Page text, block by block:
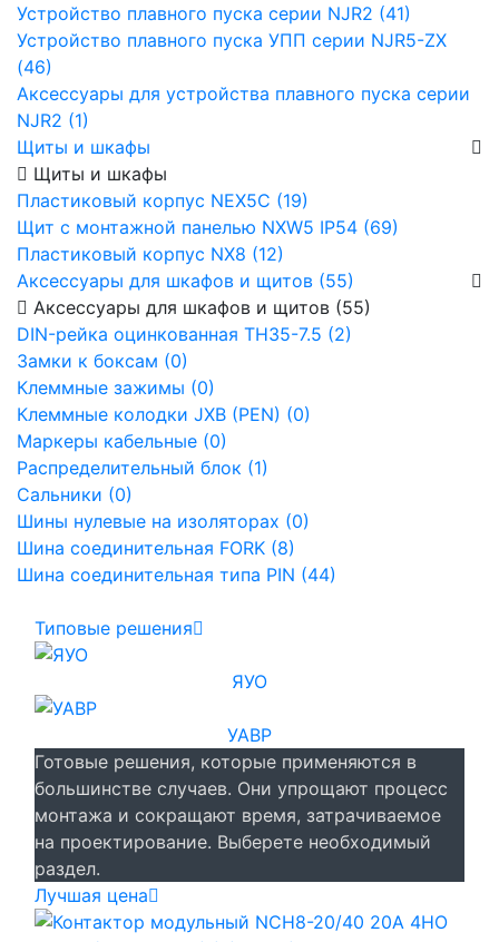
Устройство плавного пуска серии NJR2 (41)
Устройство плавного пуска УПП серии NJR5-ZX
(46)
Аксессуары для устройства плавного пуска серии
NJR2 (1)
Щиты и шкафы
Щиты и шкафы
Пластиковый корпус NEX5C (19)
Щит с монтажной панелью NXW5 IP54 (69)
Пластиковый корпус NX8 (12)
Аксессуары для шкафов и щитов (55)
Аксессуары для шкафов и щитов (55)
DIN-рейка оцинкованная TH35-7.5 (2)
Замки к боксам (0)
Клеммные зажимы (0)
Клеммные колодки JXB (PEN) (0)
Маркеры кабельные (0)
Распределительный блок (1)
Сальники (0)
Шины нулевые на изоляторах (0)
Шина соединительная FORK (8)
Шина соединительная типа PIN (44)
Типовые решения
ЯУО
УАВР
Готовые решения, которые применяются в
большинстве случаев. Они упрощают процесс
монтажа и сокращают время, затрачиваемое
на проектирование. Выберете необходимый
раздел.
Лучшая цена